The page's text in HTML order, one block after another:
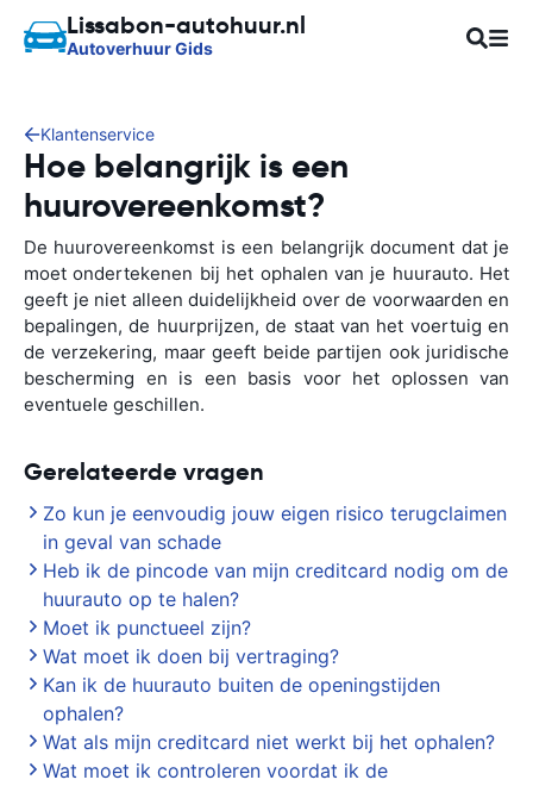
Lissabon-autohuur.nl
Autoverhuur Gids
Klantenservice
Hoe belangrijk is een
huurovereenkomst?
De huurovereenkomst is een belangrijk document dat je
moet ondertekenen bij het ophalen van je huurauto. Het
geeft je niet alleen duidelijkheid over de voorwaarden en
bepalingen, de huurprijzen, de staat van het voertuig en
de verzekering, maar geeft beide partijen ook juridische
bescherming en is een basis voor het oplossen van
eventuele geschillen.
Gerelateerde vragen
Zo kun je eenvoudig jouw eigen risico terugclaimen
in geval van schade
Heb ik de pincode van mijn creditcard nodig om de
huurauto op te halen?
Moet ik punctueel zijn?
Wat moet ik doen bij vertraging?
Kan ik de huurauto buiten de openingstijden
ophalen?
Wat als mijn creditcard niet werkt bij het ophalen?
Wat moet ik controleren voordat ik de